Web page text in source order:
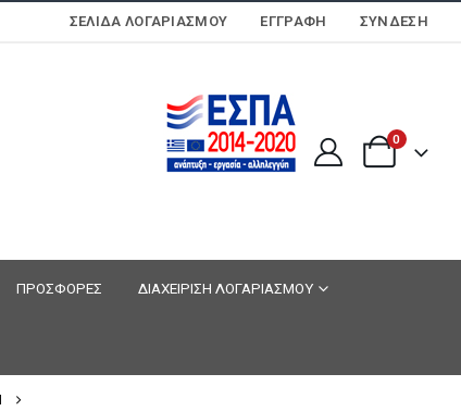
ΣΕΛΊΔΑ ΛΟΓΑΡΙΑΣΜΟΎ ΕΓΓΡΑΦΗ ΣΎΝΔΕΣΗ
0
ΠΡΟΣΦΟΡΕΣ ΔΙΑΧΕΙΡΙΣΗ ΛΟΓΑΡΙΑΣΜΟΥ